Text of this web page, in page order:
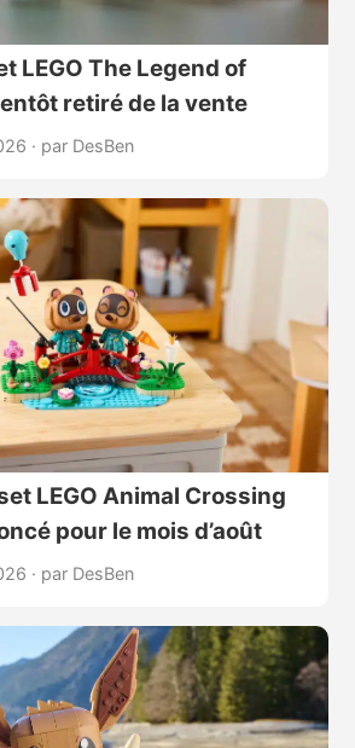
LEGO The Legend of
retiré de la vente
· par DesBen
LEGO Animal Crossing
pour le mois d’août
· par DesBen